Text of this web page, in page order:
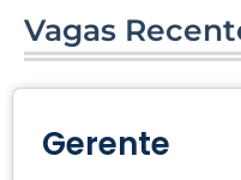
Vagas
Gerente